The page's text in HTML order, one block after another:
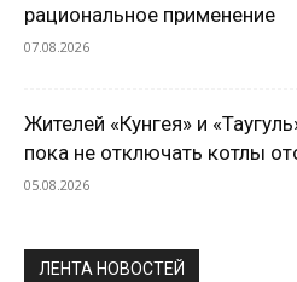
рациональное применение
07.08.2026
Жителей «Кунгея» и
пока не отключать котлы
05.08.2026
ЛЕНТА НОВОСТЕЙ